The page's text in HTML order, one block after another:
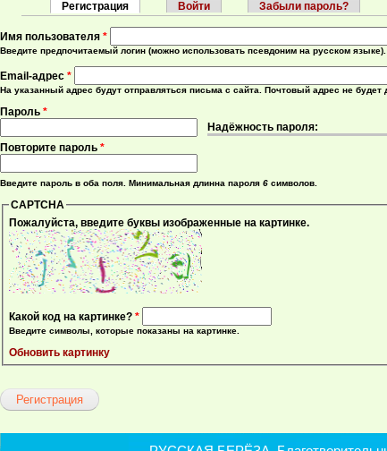
Главные вкладки
Регистрация (активная вкладка)
Войти Забыли пароль?
Имя пользователя *
Введите предпочитаемый логин (можно использовать псевдоним на русском
Email-адрес *
На указанный адрес будут отправляться письма с сайта. Почтовый адрес не
Надёжность пароля:
Пароль *
Повторите пароль *
Введите пароль в оба поля. Минимальная длинна пароля 6 символов.
CAPTCHA
Пожалуйста, введите буквы изображенные на картинке.
Какой код на картинке? *
Введите символы, которые показаны на картинке.
Обновить картинку